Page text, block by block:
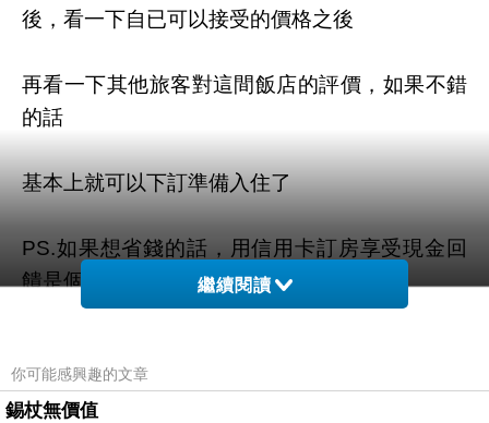
後，看一下自已可以接受的價格之後
再看一下其他旅客對這間飯店的評價，如果不錯
的話
基本上就可以下訂準備入住了
PS.如果想省錢的話，用信用卡訂房享受現金回
饋是個不錯的選擇哦!!
唷!!~精品旅館
繼續閱讀
你可能感興趣的文章
錫杖無價值